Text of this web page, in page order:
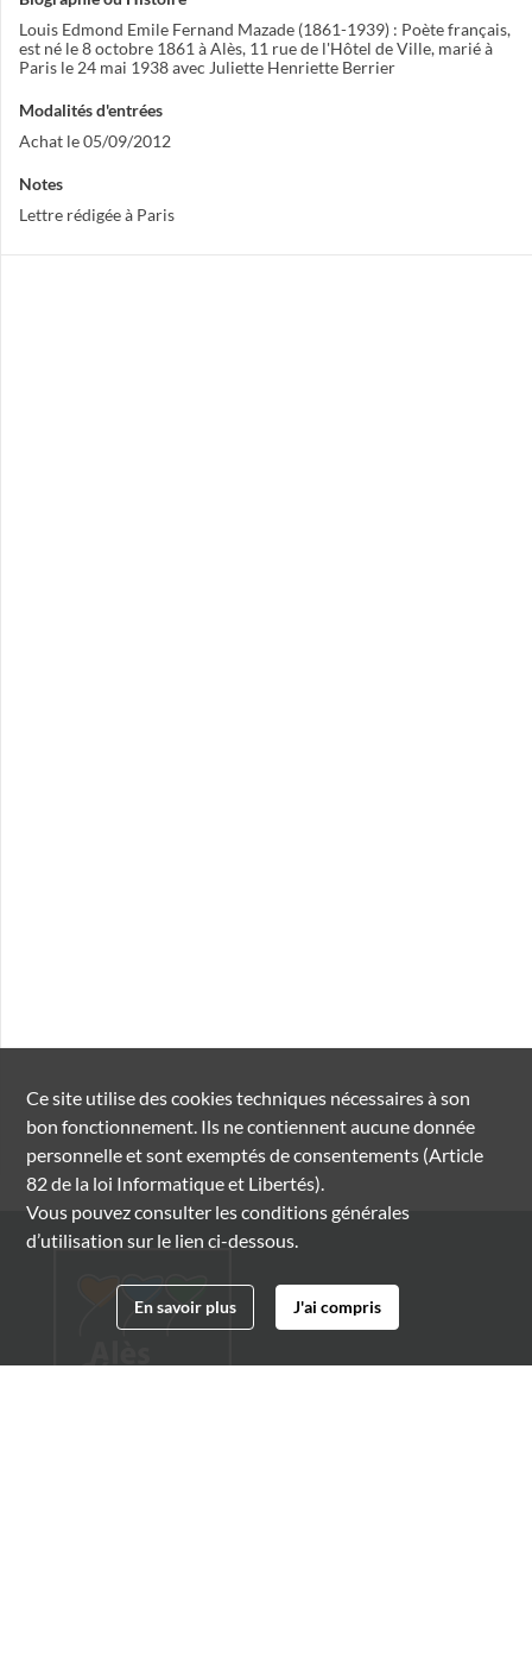
Louis Edmond Emile Fernand Mazade (1861-1939) : Poète français,
est né le 8 octobre 1861 à Alès, 11 rue de l'Hôtel de Ville, marié à
Paris le 24 mai 1938 avec Juliette Henriette Berrier
Modalités d'entrées
Achat le 05/09/2012
Notes
Lettre rédigée à Paris
Ce site utilise descookiestechniques nécessaires à son
bon fonctionnement. Ils ne contiennent aucune donnée
personnelle et sont exemptés de consentements (Article
82 de la loi Informatique et Libertés).
Vous pouvez consulter les conditions générales
d’utilisation sur le lien ci-dessous.
En savoir plus J'ai compris